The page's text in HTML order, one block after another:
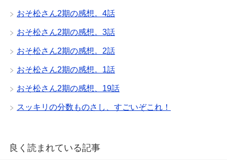
おそ松さん2期の感想。4話
おそ松さん2期の感想。3話
おそ松さん2期の感想。2話
おそ松さん2期の感想。1話
おそ松さん2期の感想、19話
スッキリの分数ものさし、すごいぞこれ！
良く読まれている記事